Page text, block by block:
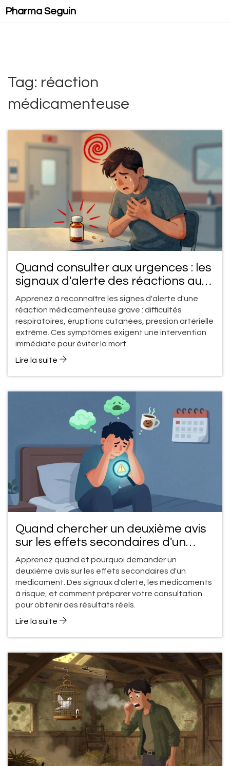
Pharma Seguin
Tag: réaction
médicamenteuse
Quand consulter aux urgences : les
signaux d'alerte des réactions aux
médicaments
Apprenez à reconnaître les signes d'alerte d'une
réaction médicamenteuse grave : difficultés
respiratoires, éruptions cutanées, pression artérielle
extrême. Ces symptômes exigent une intervention
immédiate pour éviter la mort.
Lire la suite
Quand chercher un deuxième avis
sur les effets secondaires d'un
médicament
Apprenez quand et pourquoi demander un
deuxième avis sur les effets secondaires d'un
médicament. Des signaux d'alerte, les médicaments
à risque, et comment préparer votre consultation
pour obtenir des résultats réels.
Lire la suite